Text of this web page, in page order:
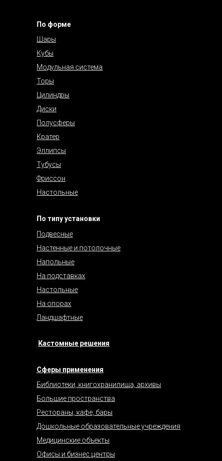
По форме
Шары
Кубы
Модульная система
Торы
Цилиндры
Диски
Полусферы
Кратер
Эллипсы
Тубусы
Фриссон
Настольные
По типу установки
Подвесные
Настенные и потолочные
Напольные
На подставках
Настольные
На опорах
Ландшафтные
Кастомные решения
Сферы применения
Библиотеки, книгохранилища, архивы
Большие пространства
Рестораны, кафе, бары
Дошкольные образовательные учреждения
Медицинские объекты
Офисы и бизнес центры